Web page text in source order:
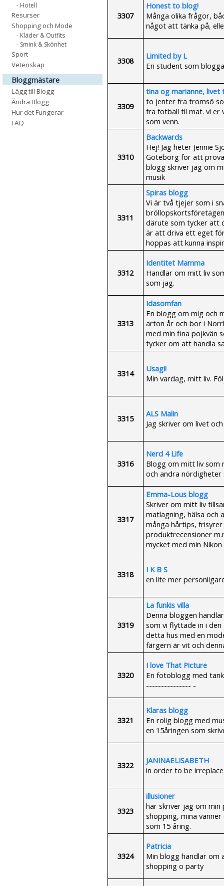
- Hotell
Resurser
Shopping och Mode
- Kläder & Outfits
- Smink & Skönhet
Sport
Vetenskap
Bloggmästare
Lägg till Blogg
Ändra Blogg
Hur det Fungerar
FAQ
3307
Honest to blog!
Många olika frågor,
något att tänka på,
3308
Limited by L
En student som
3309
tina og marianne,
to jenter fra tromsö
fra fotball til mat. vi er
som venn.
3310
Backwards
Hej! Jag heter Jennie
Göteborg för att
blogg skriver jag om
musik
3311
Spiras blogg
Vi är två tjejer som i
därute som tycker att
är att driva ett eget
hoppas att kunna
3312
Identitet Mamma
Handlar om mitt liv
som jag.
3313
Idasomfan
En blogg om mig och
arton år och bor i
med min fina pojkvän
tycker om att handla
3314
Usagi!
Min vardag, mitt liv.
3315
ALS Malin
Jag skriver om livet
3316
Nerd 4 Life
Blogg om mitt liv som
och andra nördigheter
3317
Emma-Lous blogg
Skriver om mitt liv
matlagning, hälsa och
många hårtips,
produktrecensioner
mycket med min Nikon
3318
I K B S
en lite mer
3319
La funkis villa
Denna bloggen
som vi flyttade in i
detta hus med en
färgern är vit och
3320
I love That Picture
En fotoblogg med
--------------- -
3321
Klaras blogg
En rolig blogg med
en 15åringen som
3322
JANINAELISABETH
in order to be
3323
illusioner
här skriver jag om
shopping, mina
som 15 åring.
3324
Patricia
Min blogg handlar om
shopping o party